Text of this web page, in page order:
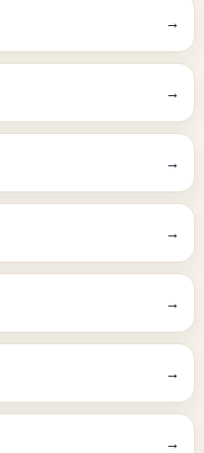
→
→
→
→
→
→
→